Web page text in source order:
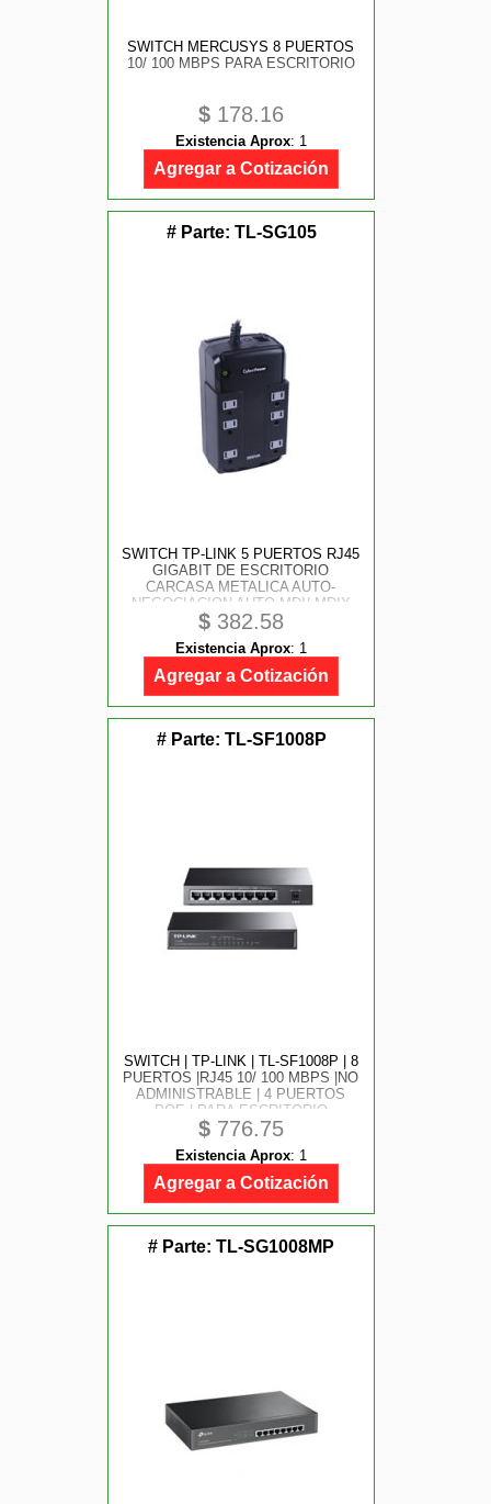
SWITCH MERCUSYS 8 PUERTOS
10/ 100 MBPS PARA ESCRITORIO
$ 178.16
Existencia Aprox: 1
Agregar a Cotización
# Parte: TL-SG105
SWITCH TP-LINK 5 PUERTOS RJ45
GIGABIT DE ESCRITORIO
CARCASA METALICA AUTO-
NEGOCIACION AUTO-MDI/ MDIX
$ 382.58
Existencia Aprox: 1
Agregar a Cotización
# Parte: TL-SF1008P
SWITCH | TP-LINK | TL-SF1008P | 8
PUERTOS |RJ45 10/ 100 MBPS |NO
ADMINISTRABLE | 4 PUERTOS
POE | PARA ESCRITORIO
$ 776.75
Existencia Aprox: 1
Agregar a Cotización
# Parte: TL-SG1008MP